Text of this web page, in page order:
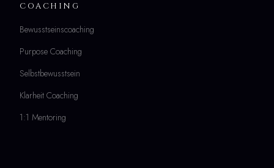
COACHING
Bewusstseinscoaching
Purpose Coaching
Selbstbewusstsein
Klarheit Coaching
1:1 Mentoring